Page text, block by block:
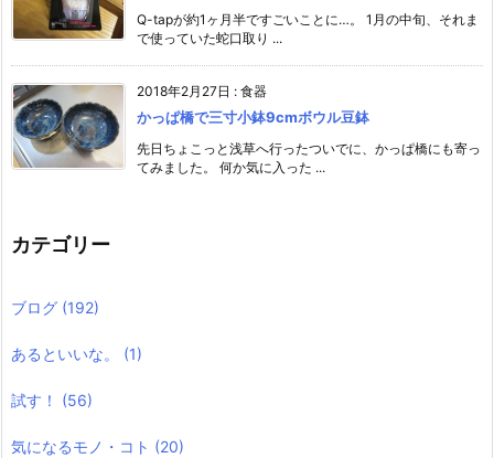
Q-tapが約1ヶ月半ですごいことに…。 1月の中旬、それま
で使っていた蛇口取り ...
2018年2月27日 : 食器
かっぱ橋で三寸小鉢9cmボウル豆鉢
先日ちょこっと浅草へ行ったついでに、かっぱ橋にも寄っ
てみました。 何か気に入った ...
カテゴリー
ブログ (192)
あるといいな。 (1)
試す！ (56)
気になるモノ・コト (20)